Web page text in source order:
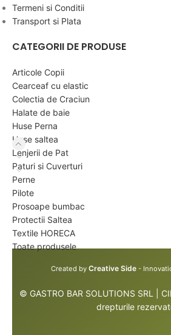
Termeni si Conditii
Transport si Plata
CATEGORII DE PRODUSE
Articole Copii
Cearceaf cu elastic
Colectia de Craciun
Halate de baie
Huse Perna
Huse saltea
Lenjerii de Pat
Paturi si Cuverturi
Perne
Pilote
Prosoape bumbac
Protectii Saltea
Textile HORECA
Toate produsele
Created by Creative Side-
© GASTRO BAR SOLUTIONS SRL |
drepturile